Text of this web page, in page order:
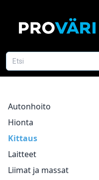
Autonhoito
Hionta
Kittaus
Laitteet
Liimat ja massat